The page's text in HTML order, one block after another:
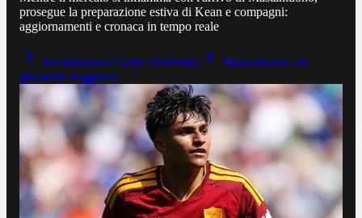
prosegue la preparazione estiva di Kean e compagni:
aggiornamenti e cronaca in tempo reale
Mastantuono è della Fiorentina
Mastantuono, un
giocatore baggesco